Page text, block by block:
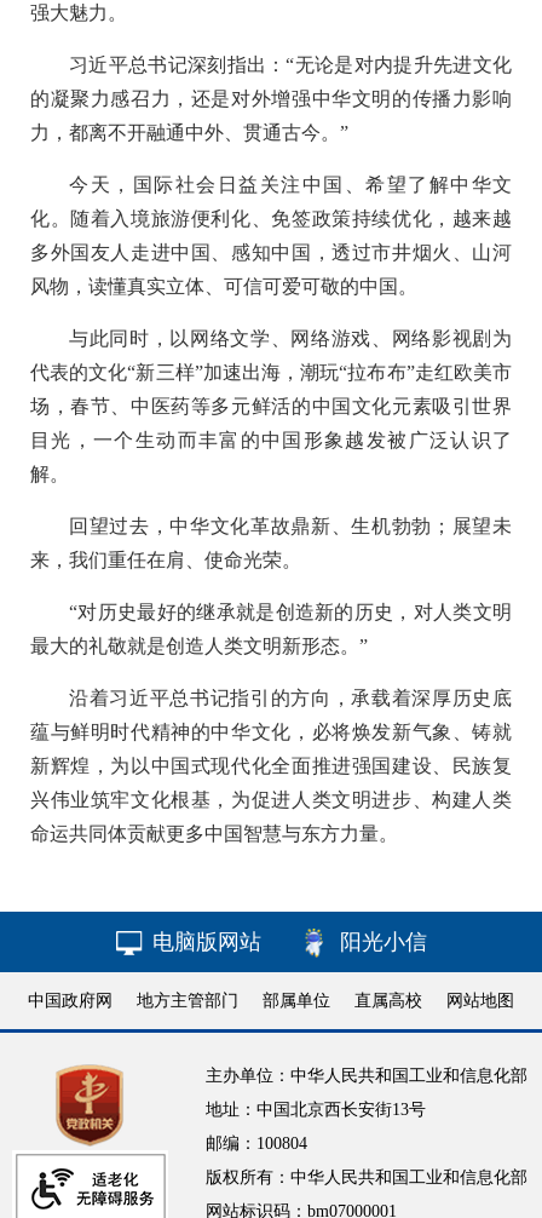
强大魅力。
习近平总书记深刻指出：“无论是对内提升先进文化
的凝聚力感召力，还是对外增强中华文明的传播力影响
力，都离不开融通中外、贯通古今。”
今天，国际社会日益关注中国、希望了解中华文
化。随着入境旅游便利化、免签政策持续优化，越来越
多外国友人走进中国、感知中国，透过市井烟火、山河
风物，读懂真实立体、可信可爱可敬的中国。
与此同时，以网络文学、网络游戏、网络影视剧为
代表的文化“新三样”加速出海，潮玩“拉布布”走红欧美市
场，春节、中医药等多元鲜活的中国文化元素吸引世界
目光，一个生动而丰富的中国形象越发被广泛认识了
解。
回望过去，中华文化革故鼎新、生机勃勃；展望未
来，我们重任在肩、使命光荣。
“对历史最好的继承就是创造新的历史，对人类文明
最大的礼敬就是创造人类文明新形态。”
沿着习近平总书记指引的方向，承载着深厚历史底
蕴与鲜明时代精神的中华文化，必将焕发新气象、铸就
新辉煌，为以中国式现代化全面推进强国建设、民族复
兴伟业筑牢文化根基，为促进人类文明进步、构建人类
命运共同体贡献更多中国智慧与东方力量。
电脑版网站 阳光小信
中国政府网 地方主管部门 部属单位 直属高校 网站地图
主办单位：中华人民共和国工业和信息化部
地址：中国北京西长安街13号
邮编：100804
版权所有：中华人民共和国工业和信息化部
网站标识码：bm07000001